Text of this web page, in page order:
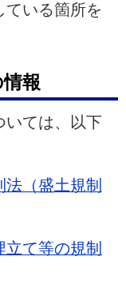
ている箇所を
報
いては、以下
法（盛土規制
立て等の規制